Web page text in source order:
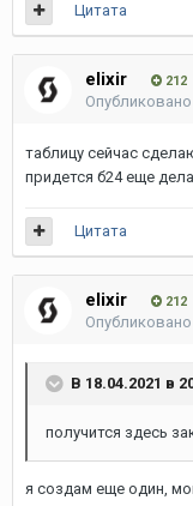
Цитата
elixir 212
Опубликовано
таблицу сейчас
придется б24 еще
Цитата
elixir 212
Опубликовано
В 18.04.2021 в
получится здесь
я создам еще один,